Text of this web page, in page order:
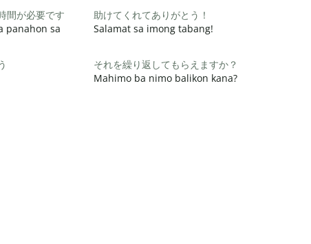
間が必要です
panahon sa
助けてくれてありがとう！
Salamat sa imong tabang!
それを繰り返してもらえますか？
Mahimo ba nimo balikon kana?